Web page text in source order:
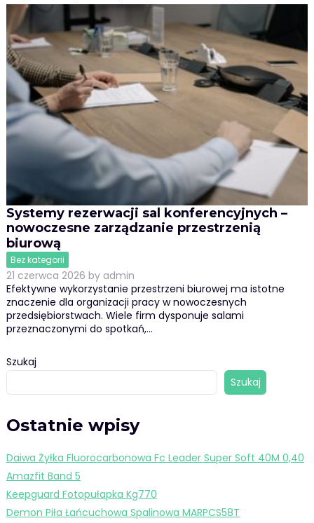
Systemy rezerwacji sal konferencyjnych –
nowoczesne zarządzanie przestrzenią
biurową
Bez kategorii
21 czerwca 2026 by admin
Efektywne wykorzystanie przestrzeni biurowej ma istotne
znaczenie dla organizacji pracy w nowoczesnych
przedsiębiorstwach. Wiele firm dysponuje salami
przeznaczonymi do spotkań,…
Szukaj
Szukaj
Ostatnie wpisy
Daiwa Żyłka Fluorocarbonowa Fc Leader Super Soft 40M 0,40
Amazfit Band 5
Keepguard Fotopułapka Kg770
Demon Piła Łańcuchowa Spalinowa MARPCS58T